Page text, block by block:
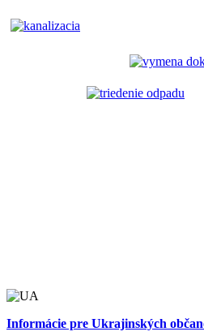
Informácie pre Ukrajinských